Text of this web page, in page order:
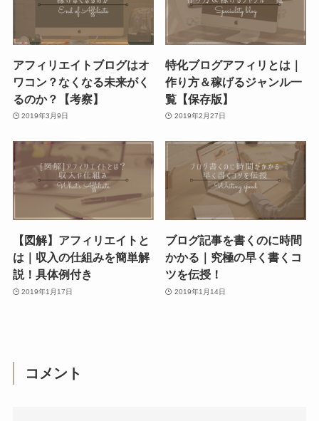
アフィリエイトブログはオ
ワコン？なくなる未来がく
るのか？【考察】
2019年3月9日
特化ブログアフィリとは｜
作り方＆稼げるジャンル一
覧【保存版】
2019年2月27日
【図解】アフィリエイトと
は｜収入の仕組みを簡単解
説！具体例付き
2019年1月17日
ブログ記事を書くのに時間
かかる｜究極の早く書くコ
ツを伝授！
2019年1月14日
コメント